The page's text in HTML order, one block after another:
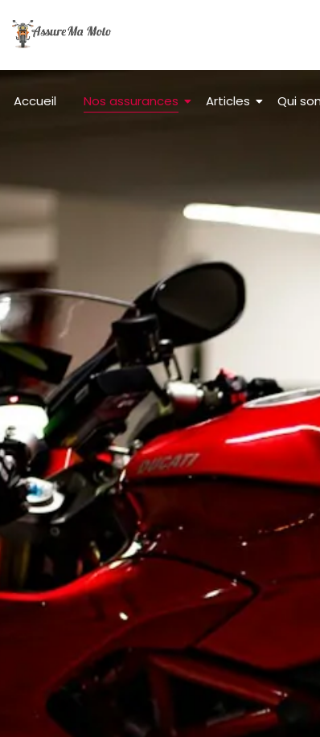
Accueil Nos assurances Articles Qui